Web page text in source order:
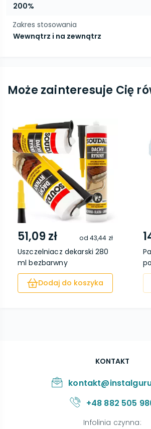
200%
Zakres stosowania
Wewnątrz i na zewnątrz
Może zainteresuje Cię
51,09 zł od 43,44 zł
Uszczelniacz dekarski 280
ml bezbarwny
Dodaj do koszyka
KONTAKT
+48 882 505
Infolinia czynna: